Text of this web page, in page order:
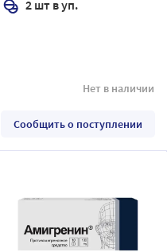
2 шт в уп.
Нет в наличии
Сообщить о поступлении